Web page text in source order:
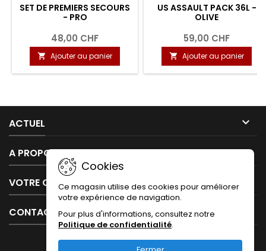
SET DE PREMIERS SECOURS
- PRO
48,00 CHF
 Ajouter au panier
US ASSAULT PACK 36L -
OLIVE
59,00 CHF
 Ajouter au panier
ACTUEL 
A PROPOS DE NOUS 
VOTRE COMPTE 
CONTACT
Cookies
Ce magasin utilise des cookies pour améliorer
votre expérience de navigation.
Pour plus d'informations, consultez notre
Politique de confidentialité.